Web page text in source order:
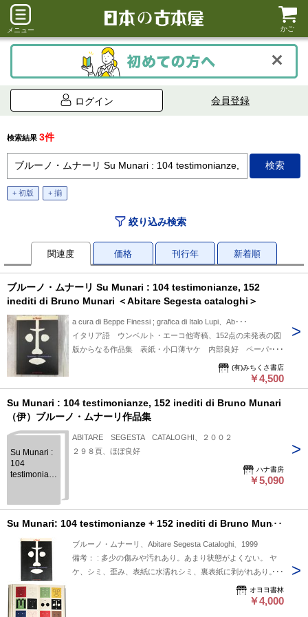
メニュー かご
ログイン 会員登録
検索結果 3件
+ 初版 + 揃
絞り込み検索
関連度 価格 刊行年 新着順
ブルーノ・ムナーリ Su Munari : 104 testimonianze, 152
inediti di Bruno Munari ＜Abitare Segesta cataloghi＞
a cura di Beppe Finessi ; grafica di Italo Lupi、Ab･･･
イタリア語 ウンベルト・エーコ他寄稿、152点の未発表の図
版からなる作品集 表紙・小口薄ヤケ 内部良好 ペーパーバ
(有)みちくさ書店
￥4,500
Su Munari : 104 testimonianze, 152 inediti di Bruno Munari
（伊）ブルーノ・ムナーリ作品集
Su Munari :
104
testimonianze,
Munari
（伊）ブル
ーノ・ムナ
ーリ作品集
ABITARE SEGESTA CATALOGHI、２００２
２９８頁、ほぼ良好
ハナ書房
￥5,090
Su Munari: 104 testimonianze + 152 inediti di Bruno Munari
ブルーノ・ムナーリ、Abitare Segesta Cataloghi、1999
備考： : 多少の傷みや汚れあり。あまり状態がよくない。 ヤ
ケ、シミ、歪み、表紙に水濡れシミ、裏表紙に剥がれあり。
サイズ: 240mm ページ数: 256p イタリア語 ペーパー
オヨヨ書林
￥4,000